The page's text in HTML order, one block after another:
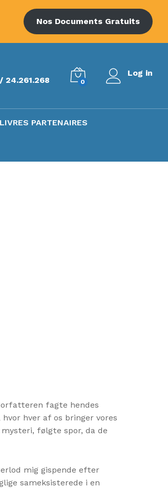
Nos Documents Gratuits
24.261.268 0
Log in
LIVRES PARTENAIRES
fagte hendes
hver af os bringer vores
følgte spor, da de
mig gispende efter
sameksisterede i en